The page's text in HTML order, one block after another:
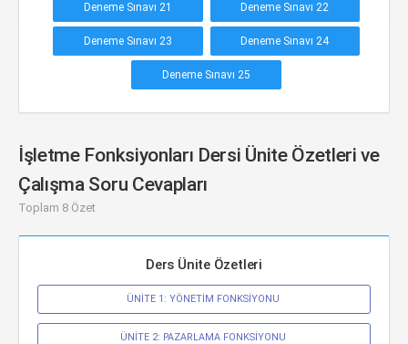
Deneme Sınavı 21 Deneme Sınavı 22
Deneme Sınavı 23 Deneme Sınavı 24
Deneme Sınavı 25
İşletme Fonksiyonları Dersi Ünite Özetleri ve
Çalışma Soru Cevapları
Toplam 8 Özet
Ders Ünite Özetleri
ÜNİTE 1: YÖNETİM FONKSİYONU
ÜNİTE 2: PAZARLAMA FONKSİYONU